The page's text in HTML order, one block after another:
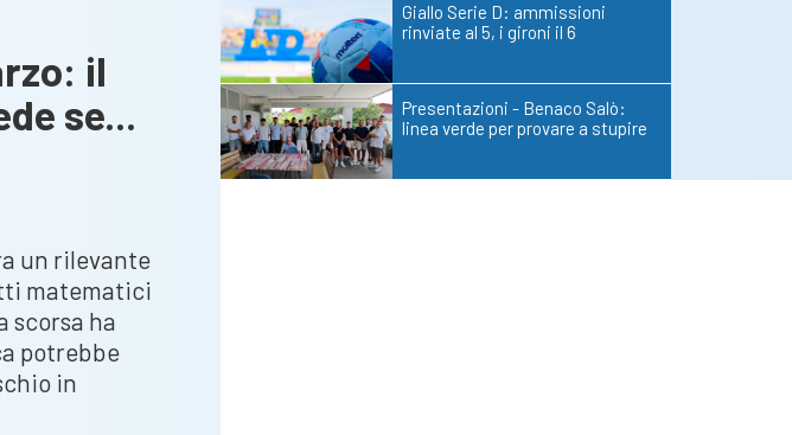
il
se...
un rilevante
matematici
scorsa ha
potrebbe
in
Giallo Serie D: ammissioni
rinviate al 5, i gironi il 6
Presentazioni - Benaco Salò:
linea verde per provare a stupire